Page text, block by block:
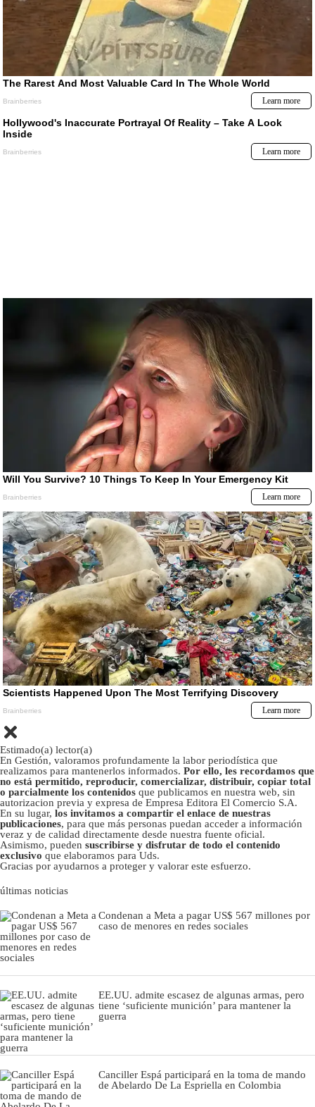
Estimado(a) lector(a)
En Gestión, valoramos profundamente la labor periodística que
realizamos para mantenerlos informados. Por ello, les recordamos que
no está permitido, reproducir, comercializar, distribuir, copiar total
o parcialmente los contenidos que publicamos en nuestra web, sin
autorizacion previa y expresa de Empresa Editora El Comercio S.A.
En su lugar, los invitamos a compartir el enlace de nuestras
publicaciones, para que más personas puedan acceder a información
veraz y de calidad directamente desde nuestra fuente oficial.
Asimismo, pueden suscribirse y disfrutar de todo el contenido
exclusivo que elaboramos para Uds.
Gracias por ayudarnos a proteger y valorar este esfuerzo.
últimas noticias
Condenan a Meta a pagar US$ 567 millones por
caso de menores en redes sociales
EE.UU. admite escasez de algunas armas, pero
tiene ‘suficiente munición’ para mantener la
guerra
Canciller Espá participará en la toma de mando
de Abelardo De La Espriella en Colombia